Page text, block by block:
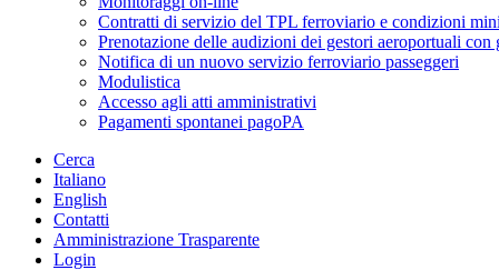
Contratti di servizio del TPL ferroviario e condizioni
Prenotazione delle audizioni dei gestori aeroportuali con
Notifica di un nuovo servizio ferroviario passeggeri
Modulistica
Accesso agli atti amministrativi
Pagamenti spontanei pagoPA
Cerca
Italiano
English
Contatti
Amministrazione Trasparente
Login